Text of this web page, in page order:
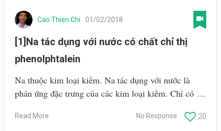
Cao Thien Chi 01/02/2018
[1]Na tác dụng với nước có chất chỉ thị
phenolphtalein
Na thuộc kim loại kiềm. Na tác dụng với nước là
phản ứng đặc trưng của các kim loại kiềm. Chỉ có …
Read More 20
No Response